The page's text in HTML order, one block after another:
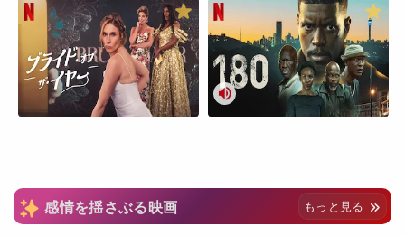
感情を揺さぶる映画 もっと見る